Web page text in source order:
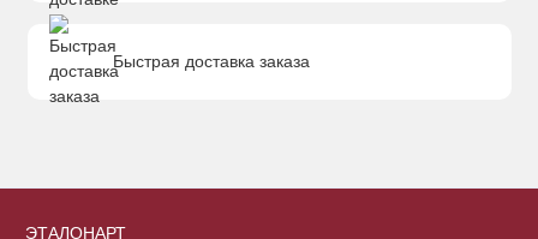
Быстрая доставка заказа
ЭТАЛОНАРТ